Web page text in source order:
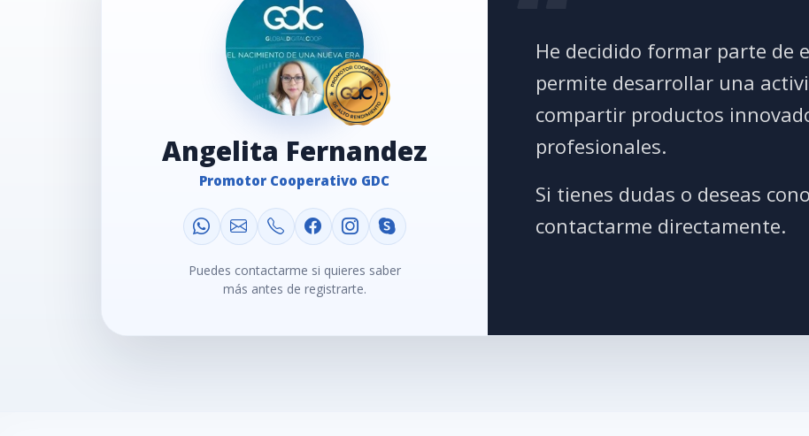
Angelita Fernandez
Promotor Cooperativo GDC
Puedes contactarme si quieres saber
más antes de registrarte.
He decidido formar parte de
permite desarrollar una
compartir productos
profesionales.
Si tienes dudas o deseas
contactarme directamente.